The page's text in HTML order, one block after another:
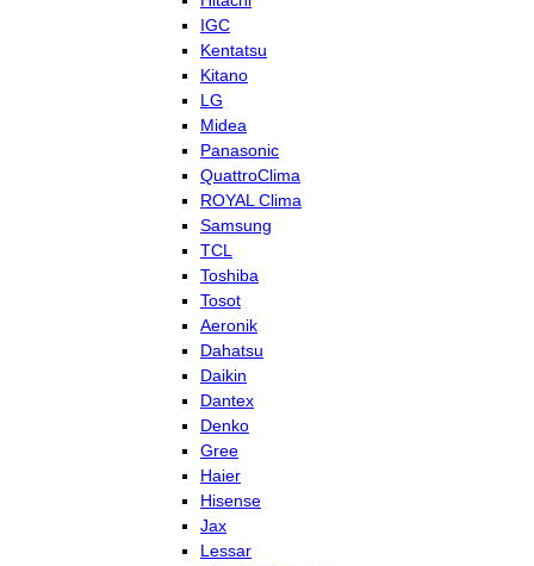
IGC
Kentatsu
Kitano
LG
Midea
Panasonic
QuattroClima
ROYAL Clima
Samsung
TCL
Toshiba
Tosot
Aeronik
Dahatsu
Daikin
Dantex
Denko
Gree
Haier
Hisense
Jax
Lessar